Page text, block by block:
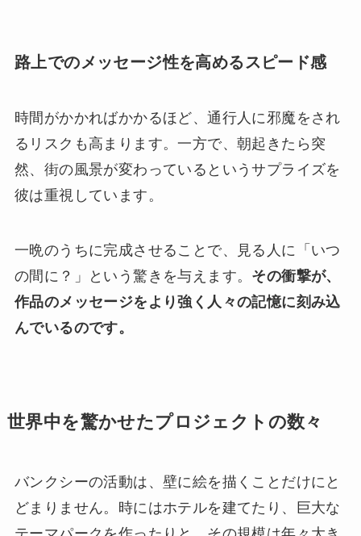
路上でのメッセージ性を高めるスピード感
時間がかかればかかるほど、通行人に邪魔をされ
るリスクも高まります。一方で、朝起きたら突
然、街の風景が変わっているというサプライズを
彼は重視しています。
一晩のうちに完成させることで、見る人に「いつ
の間に？」という驚きを与えます。 その衝撃が、
作品のメッセージをより強く人々の記憶に刻み込
んでいるのです。
世界中を驚かせたプロジェクトの数々
バンクシーの活動は、壁に絵を描くことだけにと
どまりません。時にはホテルを建てたり、巨大な